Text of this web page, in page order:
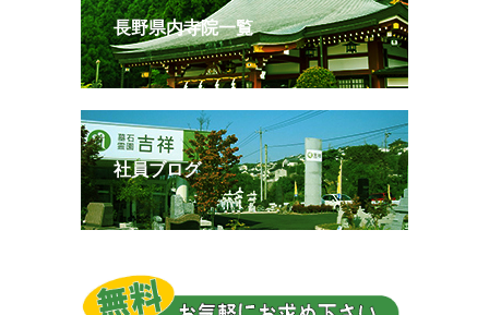
長野県内寺院一覧
社員ブログ